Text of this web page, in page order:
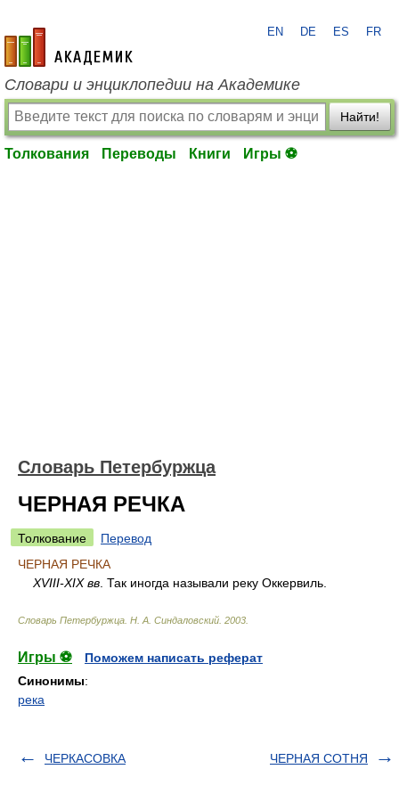
academic.ru
EN DE ES FR
Словари и энциклопедии на Академике
Найти!
Толкования Переводы Книги Игры ⚽
Словарь Петербуржца
ЧЕРНАЯ РЕЧКА
Толкование
Перевод
ЧЕРНАЯ РЕЧКА
XVIII-XIX вв . Так иногда называли реку Оккервиль.
Словарь Петербуржца Н. А. Синдаловский 2003
Игры ⚽
Поможем написать реферат
Синонимы:
река
ЧЕРКАСОВКА ЧЕРНАЯ СОТНЯ